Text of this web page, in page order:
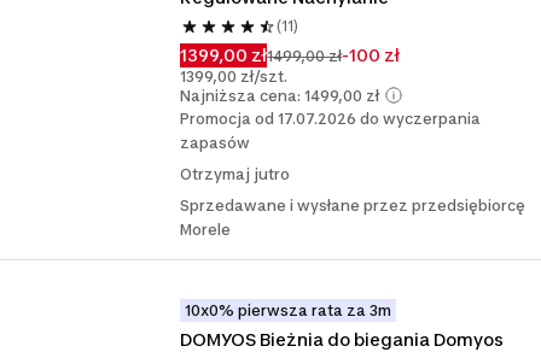
(11)
1399,00 zł1499,00 zł-100 zł
1399,00 zł/szt.
Najniższa cena: 1499,00 zł
Promocja od 17.07.2026 do wyczerpania
zapasów
Otrzymaj jutro
Sprzedawane i wysłane przez przedsiębiorcę
Morele
10x0% pierwsza rata za 3m
DOMYOS Bieżnia do biegania Domyos